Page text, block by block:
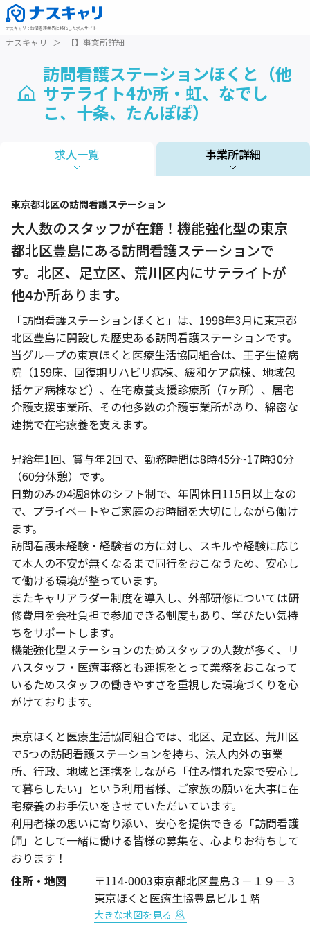
ナスキャリ ： 訪問看護業界に特化した求人サイト
ナスキャリ ＞ 【】事業所詳細
訪問看護ステーションほくと（他
サテライト4か所・虹、なでし
こ、十条、たんぽぽ）
求人一覧 事業所詳細
1 / 1
東京都北区の訪問看護ステーション
大人数のスタッフが在籍！機能強化型の東京
都北区豊島にある訪問看護ステーションで
す。北区、足立区、荒川区内にサテライトが
他4か所あります。
「訪問看護ステーションほくと」は、1998年3月に東京都
北区豊島に開設した歴史ある訪問看護ステーションです。
当グループの東京ほくと医療生活協同組合は、王子生協病
院（159床、回復期リハビリ病棟、緩和ケア病棟、地域包
括ケア病棟など）、在宅療養支援診療所（7ヶ所）、居宅
介護支援事業所、その他多数の介護事業所があり、綿密な
連携で在宅療養を支えます。
昇給年1回、賞与年2回で、勤務時間は8時45分~17時30分
（60分休憩）です。
日勤のみの4週8休のシフト制で、年間休日115日以上なの
で、プライベートやご家庭のお時間を大切にしながら働け
ます。
訪問看護未経験・経験者の方に対し、スキルや経験に応じ
て本人の不安が無くなるまで同行をおこなうため、安心し
て働ける環境が整っています。
またキャリアラダー制度を導入し、外部研修については研
修費用を会社負担で参加できる制度もあり、学びたい気持
ちをサポートします。
機能強化型ステーションのためスタッフの人数が多く、リ
ハスタッフ・医療事務とも連携をとって業務をおこなって
いるためスタッフの働きやすさを重視した環境づくりを心
がけております。
東京ほくと医療生活協同組合では、北区、足立区、荒川区
で5つの訪問看護ステーションを持ち、法人内外の事業
所、行政、地域と連携をしながら「住み慣れた家で安心し
て暮らしたい」という利用者様、ご家族の願いを大事に在
宅療養のお手伝いをさせていただいています。
利用者様の思いに寄り添い、安心を提供できる「訪問看護
師」として一緒に働ける皆様の募集を、心よりお待ちして
おります！
住所・地図
〒114-0003東京都北区豊島３－１９－３
東京ほくと医療生協豊島ビル１階
大きな地図を見る